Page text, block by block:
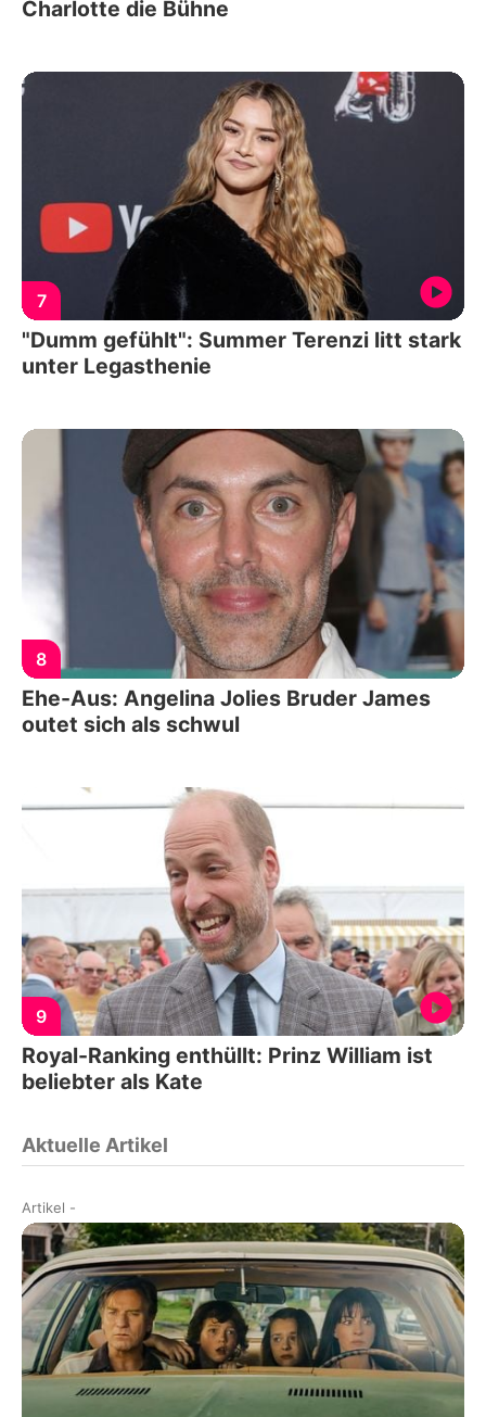
Charlotte die Bühne
7
"Dumm gefühlt": Summer Terenzi litt stark
unter Legasthenie
8
Ehe-Aus: Angelina Jolies Bruder James
outet sich als schwul
9
Royal-Ranking enthüllt: Prinz William ist
beliebter als Kate
Aktuelle Artikel
Artikel -